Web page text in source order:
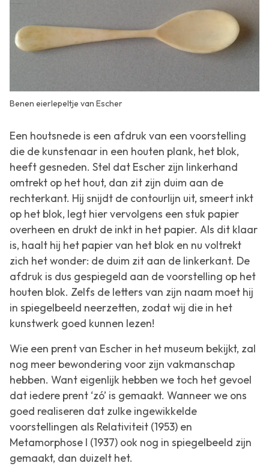
Benen eierlepeltje van Escher
Een houtsnede is een afdruk van een voorstelling
die de kunstenaar in een houten plank, het blok,
heeft gesneden. Stel dat Escher zijn linkerhand
omtrekt op het hout, dan zit zijn duim aan de
rechterkant. Hij snijdt de contourlijn uit, smeert inkt
op het blok, legt hier vervolgens een stuk papier
overheen en drukt de inkt in het papier. Als dit klaar
is, haalt hij het papier van het blok en nu voltrekt
zich het wonder: de duim zit aan de linkerkant. De
afdruk is dus gespiegeld aan de voorstelling op het
houten blok. Zelfs de letters van zijn naam moet hij
in spiegelbeeld neerzetten, zodat wij die in het
kunstwerk goed kunnen lezen!
Wie een prent van Escher in het museum bekijkt, zal
nog meer bewondering voor zijn vakmanschap
hebben. Want eigenlijk hebben we toch het gevoel
dat iedere prent ‘zó’ is gemaakt. Wanneer we ons
goed realiseren dat zulke ingewikkelde
voorstellingen als Relativiteit (1953) en
Metamorphose I (1937) ook nog in spiegelbeeld zijn
gemaakt, dan duizelt het.